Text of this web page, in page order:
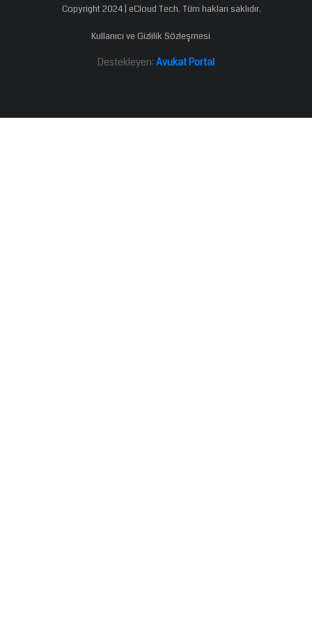
Copyright 2024 | eCloud Tech. Tüm hakları saklıdır.
Kullanıcı ve Gizlilik Sözleşmesi
Destekleyen: Avukat Portal